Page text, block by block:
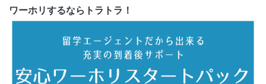
ワーホリするならトラトラ！